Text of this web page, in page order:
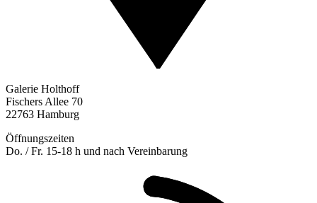
Galerie Holthoff
Fischers Allee 70
22763 Hamburg
Öffnungszeiten
Do. / Fr. 15-18 h und nach Vereinbarung